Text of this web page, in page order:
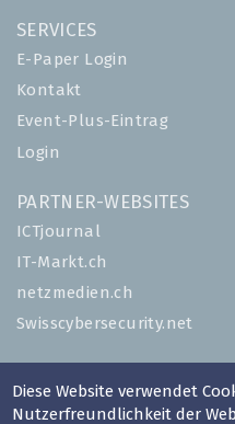
SERVICES
E-Paper Login
Kontakt
Event-Plus-Eintrag
Login
PARTNER-WEBSITES
ICTjournal
IT-Markt.ch
netzmedien.ch
Swisscybersecurity.net
Diese Website verwendet
Nutzerfreundlichkeit der